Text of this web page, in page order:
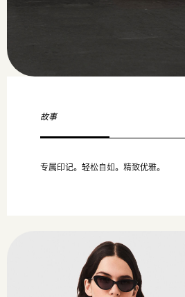
故事
专属印记。轻松自如。精致优雅。